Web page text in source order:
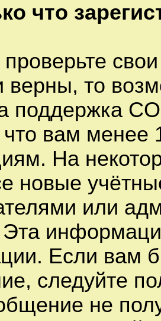
что
верны, то
поддержка
что вам менее
На
новые
или
Эта
Если вам
следуйте
не